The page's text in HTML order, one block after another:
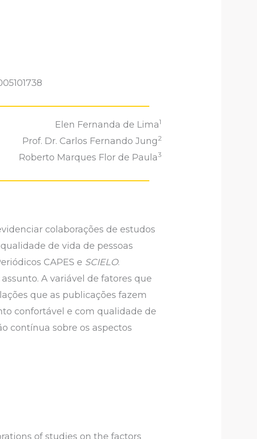
Elen Fernanda de Lima1
Prof. Dr. Carlos Fernando Jung2
Roberto Marques Flor de Paula3
colaborações de estudos
de vida de pessoas
CAPES e SCIELO.
A variável de fatores que
que as publicações fazem
confortável e com qualidade de
contínua sobre os aspectos
of studies on the factors